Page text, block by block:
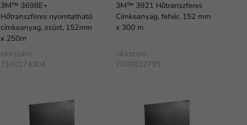
3M™ 3698E+
Hőtranszferes nyomtatható
címkeanyag, ezüst, 152mm
x 250m
cikkszám:
7100174304
3M™ 3921 Hőtranszferes
Címkeanyag, fehér, 152 mm
x 300 m
cikkszám:
7000032795